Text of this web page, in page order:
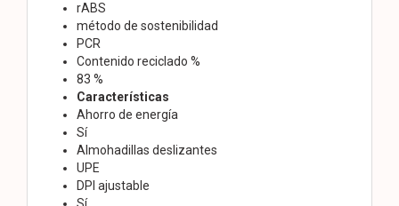
rABS
método de sostenibilidad
PCR
Contenido reciclado %
83 %
Características
Ahorro de energía
Sí
Almohadillas deslizantes
UPE
DPI ajustable
Sí